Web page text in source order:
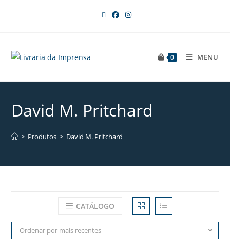
0 MENU
David M. Pritchard
> Produtos > David M. Pritchard
CATÁLOGO
Ordenar por mais recentes